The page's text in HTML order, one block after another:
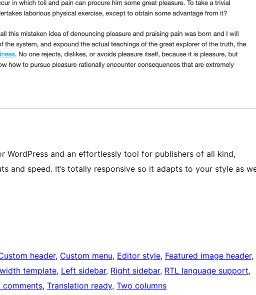
WordPress and an effortlessly tool for publishers of all kind,
and speed. It’s totally responsive so it adapts to your style as
header, Custom menu, Editor style, Featured image header
template, Left sidebar, Right sidebar, RTL language support
comments, Translation ready, Two columns